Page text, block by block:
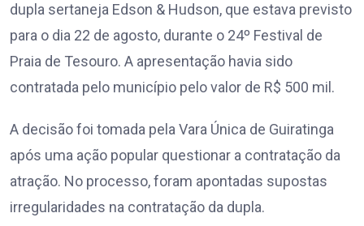
dupla sertaneja Edson & Hudson, que estava previsto
para o dia 22 de agosto, durante o 24º Festival de
Praia de Tesouro. A apresentação havia sido
contratada pelo município pelo valor de R$ 500 mil.
A decisão foi tomada pela Vara Única de Guiratinga
após uma ação popular questionar a contratação da
atração. No processo, foram apontadas supostas
irregularidades na contratação da dupla.